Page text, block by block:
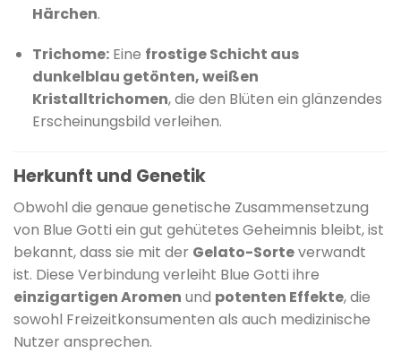
Härchen.
Trichome: Eine frostige Schicht aus
dunkelblau getönten, weißen
Kristalltrichomen, die den Blüten ein glänzendes
Erscheinungsbild verleihen.
Herkunft und Genetik
Obwohl die genaue genetische Zusammensetzung
von Blue Gotti ein gut gehütetes Geheimnis bleibt, ist
bekannt, dass sie mit der Gelato-Sorteverwandt
ist. Diese Verbindung verleiht Blue Gotti ihre
einzigartigen Aromen und potenten Effekte, die
sowohl Freizeitkonsumenten als auch medizinische
Nutzer ansprechen.